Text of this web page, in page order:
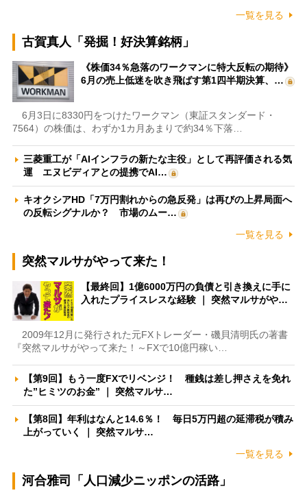
一覧を見る
古賀真人「発掘！好決算銘柄」
《株価34％急落のワークマンに特大反転の期待》
6月の売上低迷を吹き飛ばす第1四半期決算、…
6月3日に8330円をつけたワークマン（東証スタンダード・
7564）の株価は、わずか1カ月あまりで約34％下落…
三菱重工が「AIインフラの新たな主役」として再評価される気
運 エヌビディアとの提携でAI…
キオクシアHD「7万円割れからの急反発」は再びの上昇局面へ
の反転シグナルか？ 市場のムー…
一覧を見る
突然マルサがやって来た！
【最終回】1億6000万円の負債と引き換えに手に
入れたプライスレスな経験 ｜ 突然マルサがや…
2009年12月に発行された元FXトレーダー・磯貝清明氏の著書
『突然マルサがやって来た！～FXで10億円稼い…
【第9回】もう一度FXでリベンジ！ 種銭は差し押さえを免れ
た”ヒミツのお金” ｜ 突然マルサ…
【第8回】年利はなんと14.6％！ 毎日5万円超の延滞税が積み
上がっていく ｜ 突然マルサ…
一覧を見る
河合雅司「人口減少ニッポンの活路」